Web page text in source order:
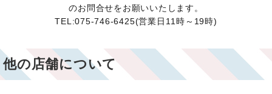
のお問合せをお願いいたします。
TEL:075-746-6425(営業日11時～19時)
他の店舗について